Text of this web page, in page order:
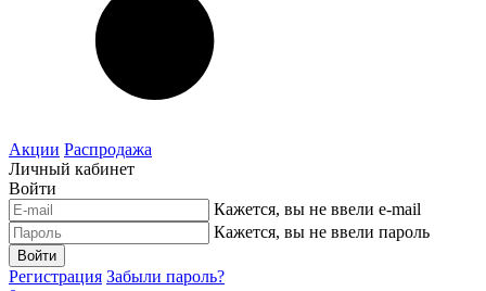
Акции Распродажа
Личный кабинет
Войти
Кажется, вы не ввели e-mail
Кажется, вы не ввели пароль
Войти
Регистрация Забыли пароль?